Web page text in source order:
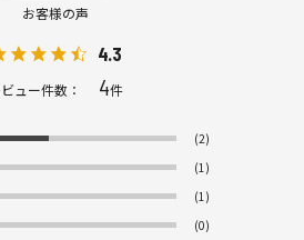
お客様の声
4.3
ビュー件数： 4件
(2)
(1)
(1)
(0)